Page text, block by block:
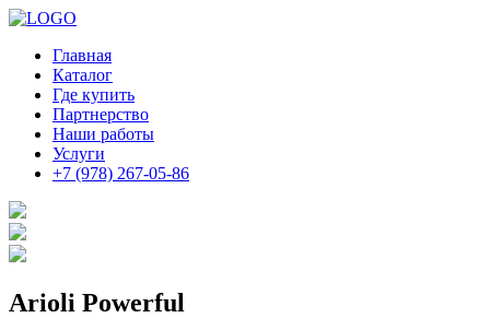
Главная
Каталог
Где купить
Партнерство
Наши работы
Услуги
+7 (978) 267-05-86
Arioli Powerful